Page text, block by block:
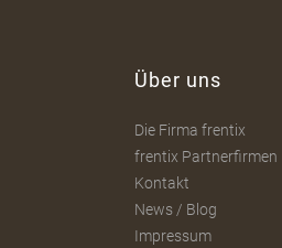
Über uns
Die Firma frentix
frentix Partnerfirmen
Kontakt
News / Blog
Impressum